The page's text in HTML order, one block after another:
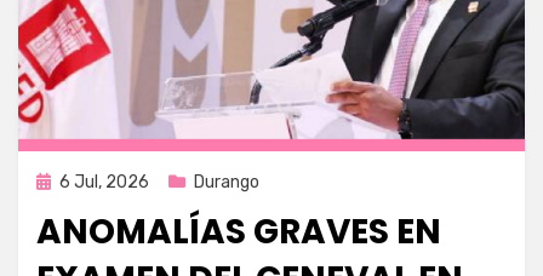
Publicada
6 Jul, 2026 Durango
ANOMALÍAS GRAVES EN